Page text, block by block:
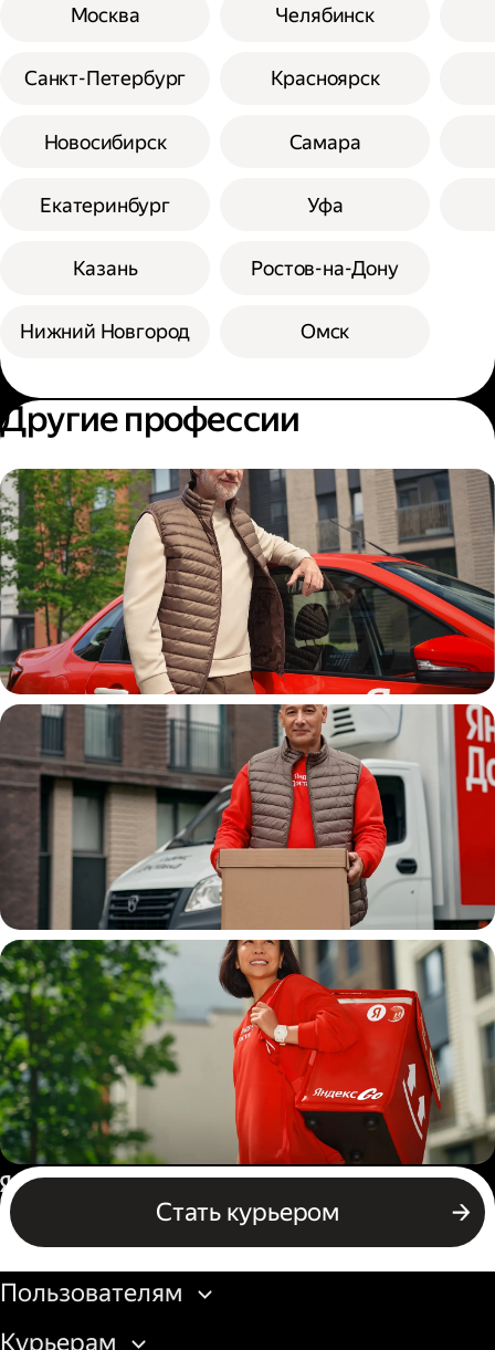
Москва
Санкт-Петербург
Новосибирск
Екатеринбург
Казань
Нижний Новгород
Челябинск
Красноярск
Самара
Уфа
Ростов-на-Дону
Омск
Другие профессии
Автокурьер
Водитель
грузовой машины
Пеший курьер
Стать курьером
Россия
Бизнесу
Пользователям
Курьерам